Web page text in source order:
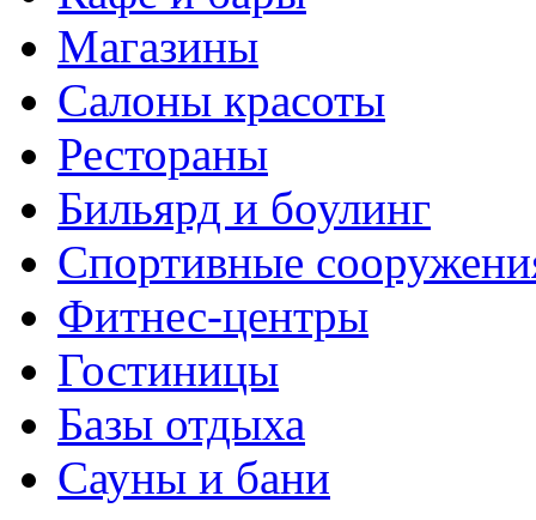
Магазины
Салоны красоты
Рестораны
Бильярд и боулинг
Спортивные
Фитнес-центры
Гостиницы
Базы отдыха
Сауны и бани